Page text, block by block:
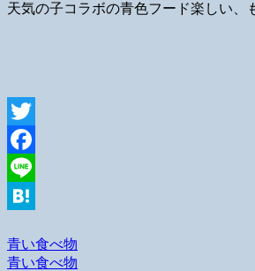
天気の子コラボの青色フード楽しい、
Twitter
Facebook
Line
青い食べ物
青い食べ物